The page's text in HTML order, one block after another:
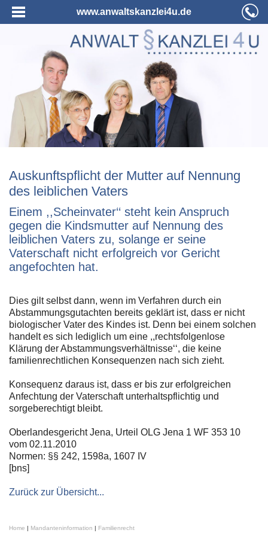
www.anwaltskanzlei4u.de
Auskunftspflicht der Mutter auf Nennung
des leiblichen Vaters
Einem ,,Scheinvater‘‘ steht kein Anspruch
gegen die Kindsmutter auf Nennung des
leiblichen Vaters zu, solange er seine
Vaterschaft nicht erfolgreich vor Gericht
angefochten hat.
Dies gilt selbst dann, wenn im Verfahren durch ein
Abstammungsgutachten bereits geklärt ist, dass er nicht
biologischer Vater des Kindes ist. Denn bei einem solchen
handelt es sich lediglich um eine ,,rechtsfolgenlose
Klärung der Abstammungsverhältnisse‘‘, die keine
familienrechtlichen Konsequenzen nach sich zieht.
Konsequenz daraus ist, dass er bis zur erfolgreichen
Anfechtung der Vaterschaft unterhaltspflichtig und
sorgeberechtigt bleibt.
Oberlandesgericht Jena, Urteil OLG Jena 1 WF 353 10
vom 02.11.2010
Normen: §§ 242, 1598a, 1607 IV
[bns]
Zurück zur Übersicht...
Home | Mandanteninformation | Familienrecht